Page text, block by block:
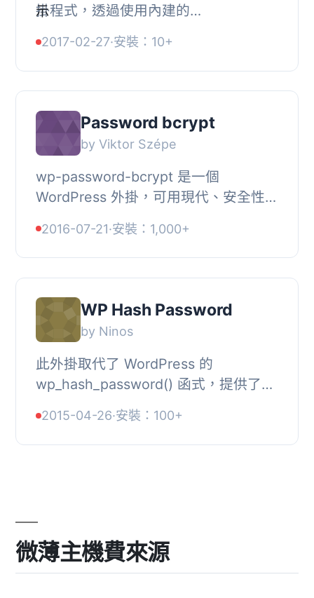
掛程式，透過使用內建的
函數來強化 WordPress 密碼雜湊的安
全性。, 如果安裝的 PHP 版...
2017-02-27·安裝：10+
Password bcrypt
by Viktor Szépe
wp-password-bcrypt 是一個
WordPress 外掛，可用現代、安全性高
於 MD5 的密碼雜湊。, 它由 roots.io
的人員編寫。, 此外...
2016-07-21·安裝：1,000+
WP Hash Password
by Ninos
此外掛取代了 WordPress 的
wp_hash_password() 函式，提供了更
雜湊。啟用後，使用者需要建立新密
碼。
2015-04-26·安裝：100+
微薄主機費來源